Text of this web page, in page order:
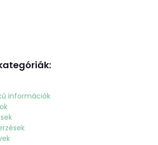
információk